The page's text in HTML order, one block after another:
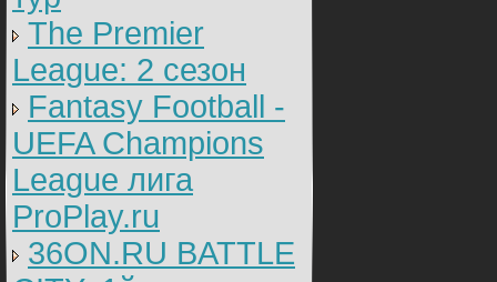
The Premier
League: 2 cезон
Fantasy Football -
UEFA Champions
League лига
ProPlay.ru
36ON.RU BATTLE